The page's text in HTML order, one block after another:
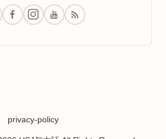
privacy-policy